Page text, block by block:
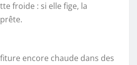
froide : si elle fige, la
encore chaude dans des